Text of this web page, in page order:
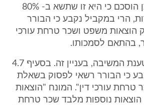
לשיטתה, בעוד שאכן הוסכם כי היא זו שתשא ב- 80%
הרי במקביל נקבע כי הבורר
הוצאות משפט ושכר טרחת עורכי
בהתאם לסמכותו.
16. אין בידי לקבל טענת המשיבה, בעניין זה. בסעיף 4.7
כי הבורר רשאי לפסוק בשאלת
טרחת עורכי דין". המונח "הוצאות
הוצאות נוספות מלבד שכר טרחת